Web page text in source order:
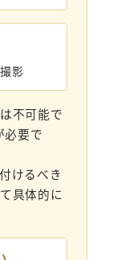
影
不可能で
必要で
けるべき
具体的に